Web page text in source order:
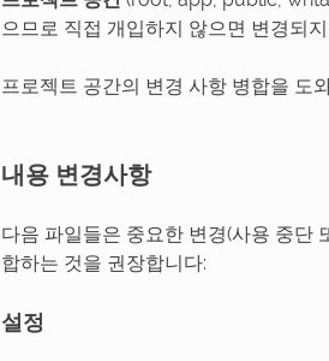
으므로 직접 개입하지 않으면 변경되
프로젝트 공간의 변경 사항 병합을 도
내용 변경사항
다음 파일들은 중요한 변경(사용 중단
합하는 것을 권장합니다:
설정